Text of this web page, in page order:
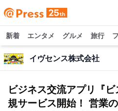
新着 エンタメ グルメ 旅行
イヴセンス株式会社
ビジネス交流アプリ『
規サービス開始！ 営業